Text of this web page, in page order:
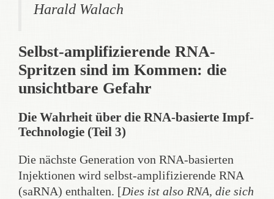
Harald Walach
Selbst-amplifizierende RNA-
Spritzen sind im Kommen: die
unsichtbare Gefahr
Die Wahrheit über die RNA-basierte Impf-
Technologie (Teil 3)
Die nächste Generation von RNA-basierten
Injektionen wird selbst-amplifizierende RNA
(saRNA) enthalten. [Dies ist also RNA, die sich